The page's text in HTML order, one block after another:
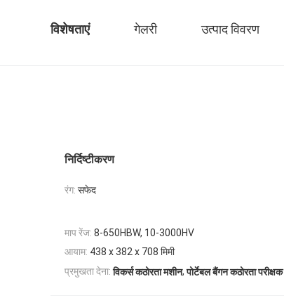
विशेषताएं गेलरी उत्पाद विवरण
निर्दिष्टीकरण
रंग: सफेद
माप रेंज: 8-650HBW, 10-3000HV
आयाम: 438 x 382 x 708 मिमी
प्रमुखता देना: विकर्स कठोरता मशीन,पोर्टेबल बैंगन कठोरता परीक्षक